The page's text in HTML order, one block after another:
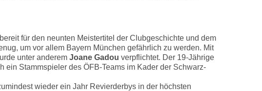
für den neunten Meistertitel der Clubgeschichte und dem
um vor allem Bayern München gefährlich zu werden. Mit
unter anderem Joane Gadou verpflichtet. Der 19-Jährige
ein Stammspieler des ÖFB-Teams im Kader der Schwarz-
wieder ein Jahr Revierderbys in der höchsten